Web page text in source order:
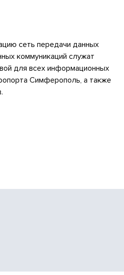
сеть передачи данных
коммуникаций служат
для всех информационных
Симферополь, а также